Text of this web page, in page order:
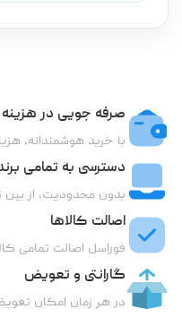
صرفه جویی در هزینه
با خرید هوشمندانه،
دسترسی به تمامی
بدون محدودیت، از بین
اصالت کالاها
فوراسل اصالت تمامی
گارانتی و تعویض
در هر زمان امکان